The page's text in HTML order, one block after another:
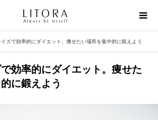
イズで効率的にダイエット。痩せたい場所を集中的に鍛えよう
効率的にダイエット。痩せた
に鍛えよう